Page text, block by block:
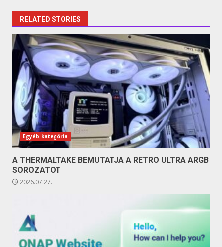
RELATED STORIES
Egyéb kategória
A THERMALTAKE BEMUTATJA A RETRO ULTRA ARGB
SOROZATOT
2026.07.27.